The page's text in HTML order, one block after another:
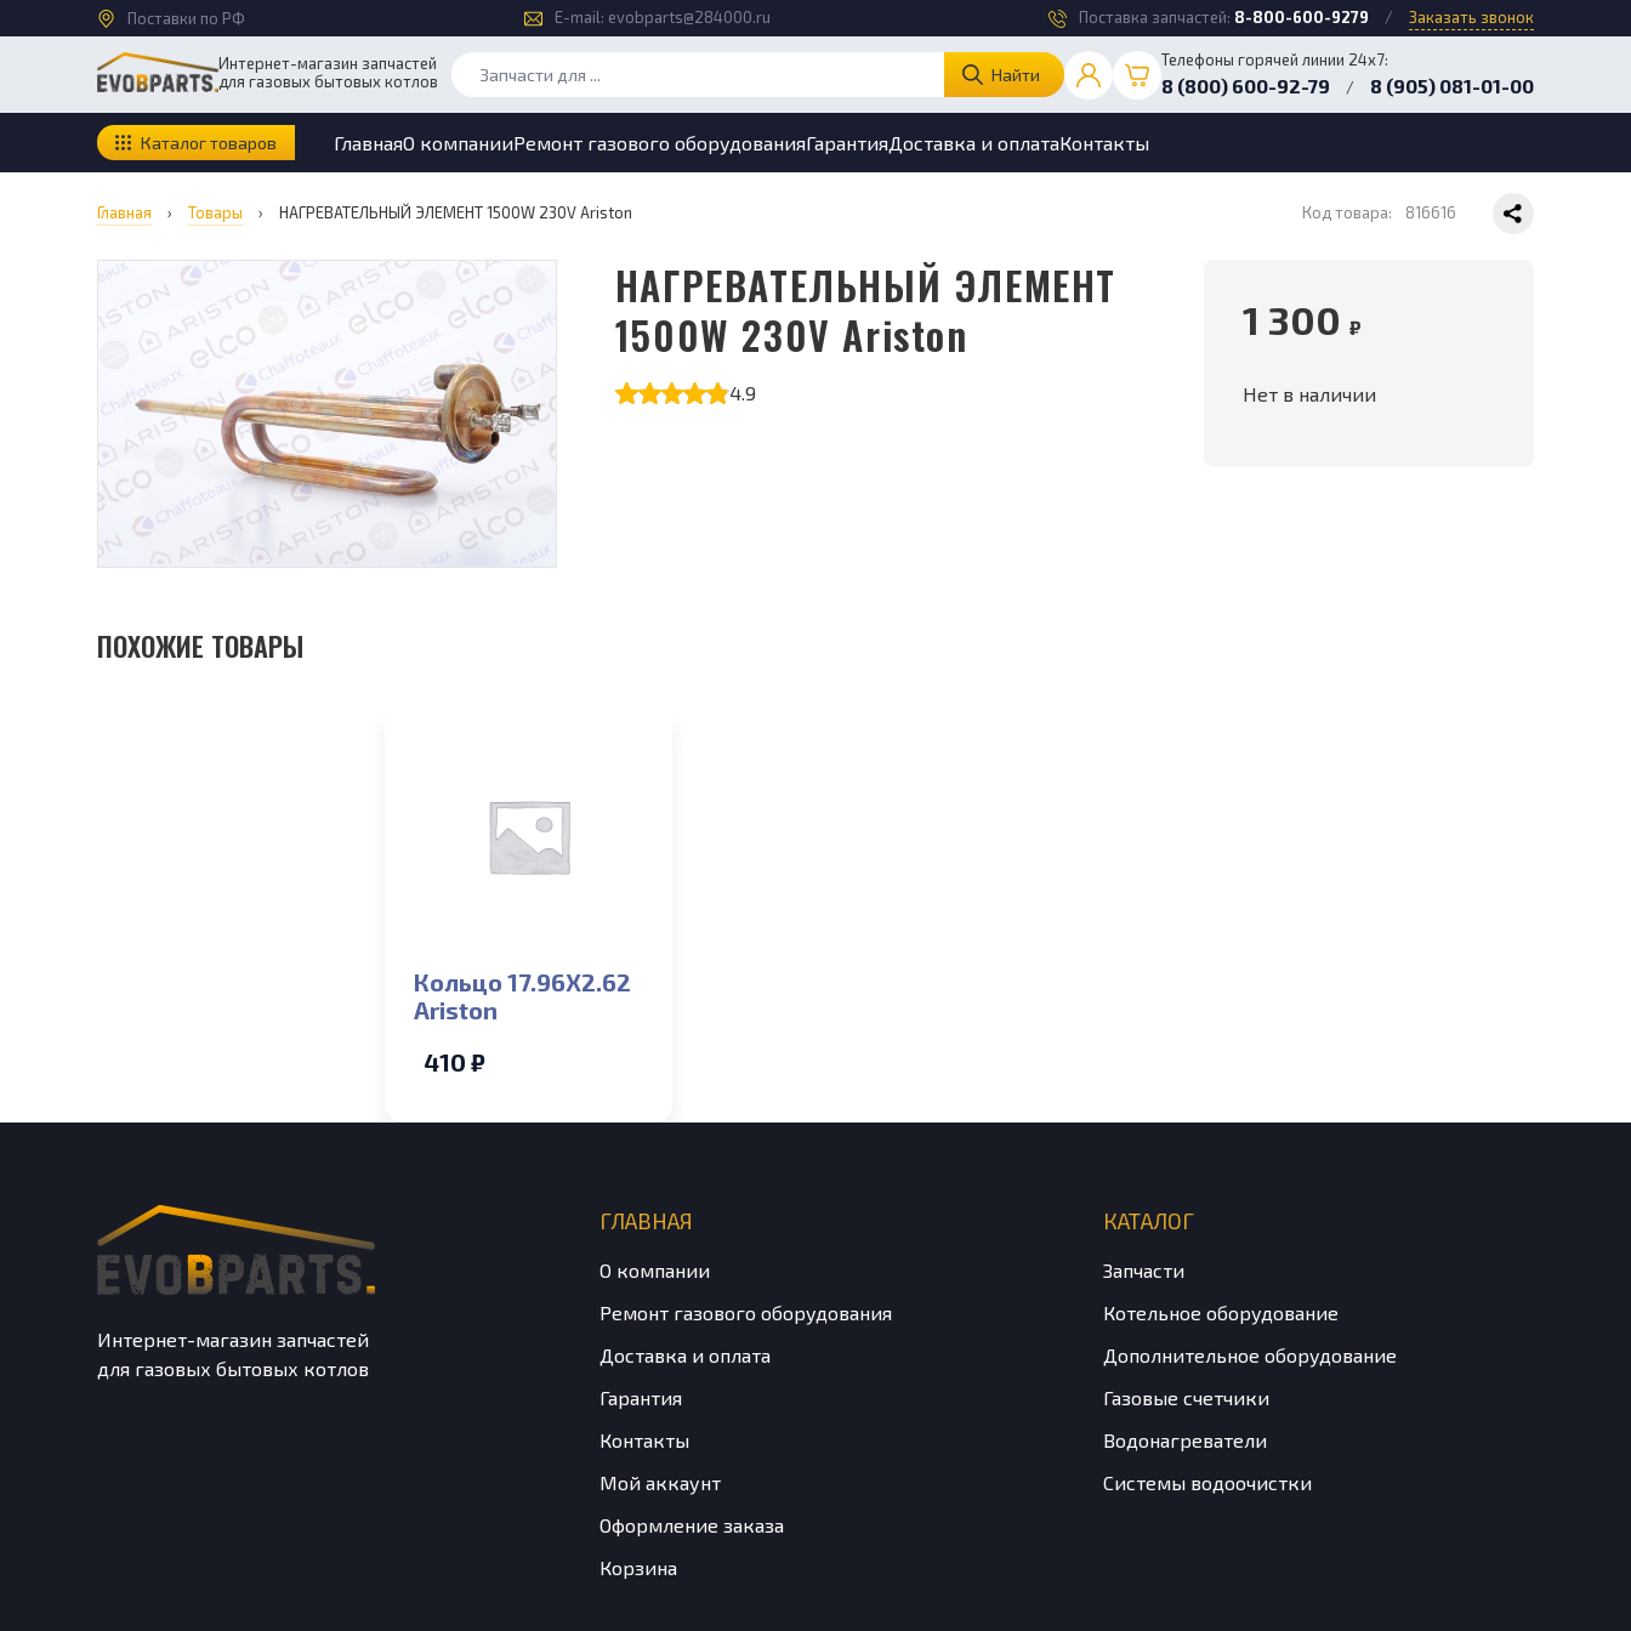
Поставки по РФ E-mail: evobparts@284000.ru Поставка запчастей: 8-800-600-9279 / Заказать звонок
Интернет-магазин запчастей
для газовых бытовых котлов
Найти
Телефоны горячей линии 24х7:
8 (800) 600-92-79 / 8 (905) 081-01-00
Каталог товаров ГлавнаяО компанииРемонт газового оборудованияГарантияДоставка и оплатаКонтакты
Главная › Товары › НАГРЕВАТЕЛЬНЫЙ ЭЛЕМЕНТ 1500W 230V Ariston Код товара: 816616
НАГРЕВАТЕЛЬНЫЙ ЭЛЕМЕНТ
1500W 230V Ariston
4.9
1 300 ₽
Нет в наличии
ПОХОЖИЕ ТОВАРЫ
Кольцо 17.96X2.62
Ariston
410 ₽
Интернет-магазин запчастей
для газовых бытовых котлов
ГЛАВНАЯ
О компании
Ремонт газового оборудования
Доставка и оплата
Гарантия
Контакты
Мой аккаунт
Оформление заказа
Корзина
КАТАЛОГ
Запчасти
Котельное оборудование
Дополнительное оборудование
Газовые счетчики
Водонагреватели
Системы водоочистки